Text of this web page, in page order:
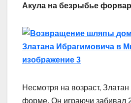
Акула на безрыбье
Несмотря на возраст,
форме. Он играючи забивал